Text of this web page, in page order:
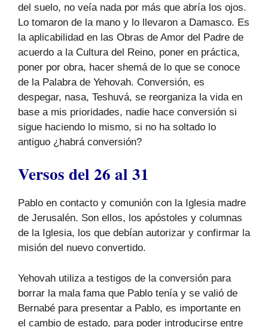
del suelo, no veía nada por más que abría los ojos.
Lo tomaron de la mano y lo llevaron a Damasco. Es
la aplicabilidad en las Obras de Amor del Padre de
acuerdo a la Cultura del Reino, poner en práctica,
poner por obra, hacer shemá de lo que se conoce
de la Palabra de Yehovah. Conversión, es
despegar, nasa, Teshuvá, se reorganiza la vida en
base a mis prioridades, nadie hace conversión si
sigue haciendo lo mismo, si no ha soltado lo
antiguo ¿habrá conversión?
Versos del 26 al 31
Pablo en contacto y comunión con la Iglesia madre
de Jerusalén. Son ellos, los apóstoles y columnas
de la Iglesia, los que debían autorizar y confirmar la
misión del nuevo convertido.
Yehovah utiliza a testigos de la conversión para
borrar la mala fama que Pablo tenía y se valió de
Bernabé para presentar a Pablo, es importante en
el cambio de estado, para poder introducirse entre